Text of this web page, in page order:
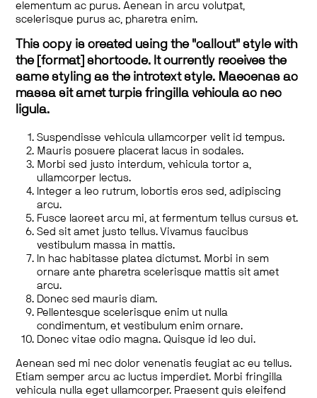
elementum ac purus. Aenean in arcu volutpat,
scelerisque purus ac, pharetra enim.
This copy is created using the "callout" style with
the [format] shortcode. It currently receives the
same styling as the introtext style. Maecenas ac
massa sit amet turpis fringilla vehicula ac nec
ligula.
Suspendisse vehicula ullamcorper velit id tempus.
Mauris posuere placerat lacus in sodales.
Morbi sed justo interdum, vehicula tortor a,
ullamcorper lectus.
Integer a leo rutrum, lobortis eros sed, adipiscing
arcu.
Fusce laoreet arcu mi, at fermentum tellus cursus et.
Sed sit amet justo tellus. Vivamus faucibus
vestibulum massa in mattis.
In hac habitasse platea dictumst. Morbi in sem
ornare ante pharetra scelerisque mattis sit amet
arcu.
Donec sed mauris diam.
Pellentesque scelerisque enim ut nulla
condimentum, et vestibulum enim ornare.
Donec vitae odio magna. Quisque id leo dui.
Aenean sed mi nec dolor venenatis feugiat ac eu tellus.
Etiam semper arcu ac luctus imperdiet. Morbi fringilla
vehicula nulla eget ullamcorper. Praesent quis eleifend